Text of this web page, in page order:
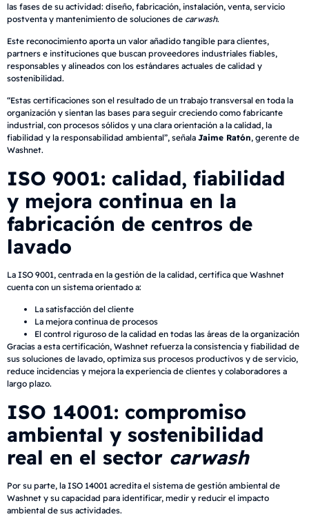
las fases de su actividad: diseño, fabricación, instalación, venta, servicio
postventa y mantenimiento de soluciones de carwash.
Este reconocimiento aporta un valor añadido tangible para clientes,
partners e instituciones que buscan proveedores industriales fiables,
responsables y alineados con los estándares actuales de calidad y
sostenibilidad.
“Estas certificaciones son el resultado de un trabajo transversal en toda la
organización y sientan las bases para seguir creciendo como fabricante
industrial, con procesos sólidos y una clara orientación a la calidad, la
fiabilidad y la responsabilidad ambiental”, señala Jaime Ratón, gerente de
Washnet.
ISO 9001: calidad, fiabilidad
y mejora continua en la
fabricación de centros de
lavado
La ISO 9001, centrada en la gestión de la calidad, certifica que Washnet
cuenta con un sistema orientado a:
La satisfacción del cliente
La mejora continua de procesos
El control riguroso de la calidad en todas las áreas de la organización
Gracias a esta certificación, Washnet refuerza la consistencia y fiabilidad de
sus soluciones de lavado, optimiza sus procesos productivos y de servicio,
reduce incidencias y mejora la experiencia de clientes y colaboradores a
largo plazo.
ISO 14001: compromiso
ambiental y sostenibilidad
real en el sector carwash
Por su parte, la ISO 14001 acredita el sistema de gestión ambiental de
Washnet y su capacidad para identificar, medir y reducir el impacto
ambiental de sus actividades.